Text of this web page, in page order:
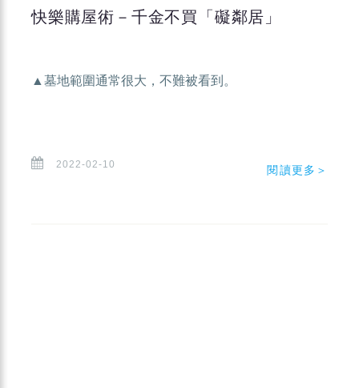
快樂購屋術－千金不買「礙鄰居」
▲墓地範圍通常很大，不難被看到。
2022-02-10 閱讀更多＞